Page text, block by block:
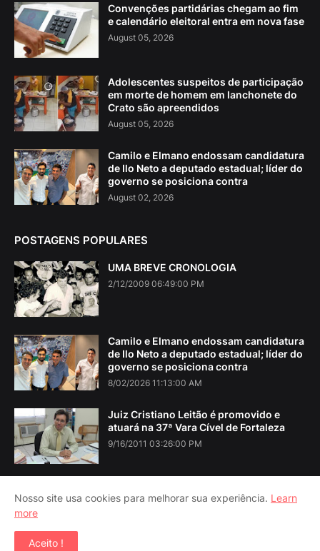
Convenções partidárias chegam ao fim
e calendário eleitoral entra em nova fase
August 05, 2026
Adolescentes suspeitos de participação
em morte de homem em lanchonete do
Crato são apreendidos
August 05, 2026
Camilo e Elmano endossam candidatura
de Ilo Neto a deputado estadual; líder do
governo se posiciona contra
August 02, 2026
POSTAGENS POPULARES
UMA BREVE CRONOLOGIA
2/12/2009 06:49:00 PM
Camilo e Elmano endossam candidatura
de Ilo Neto a deputado estadual; líder do
governo se posiciona contra
8/02/2026 11:13:00 AM
Juiz Cristiano Leitão é promovido e
atuará na 37ª Vara Cível de Fortaleza
9/16/2011 03:26:00 PM
Nosso site usa cookies para melhorar sua experiência. Learn
more
Aceito !